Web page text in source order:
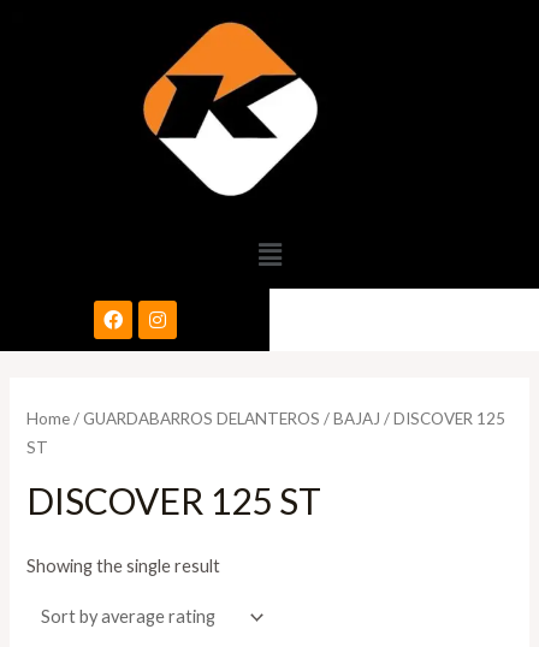
Home/ GUARDABARROS DELANTEROS /BAJAJ / DISCOVER 125
ST
DISCOVER 125 ST
Showing the single result